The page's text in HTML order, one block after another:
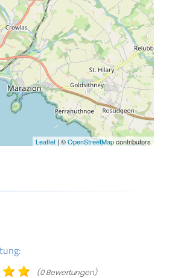
Leaflet | ©OpenStreetMapcontributors
(0 Bewertungen)